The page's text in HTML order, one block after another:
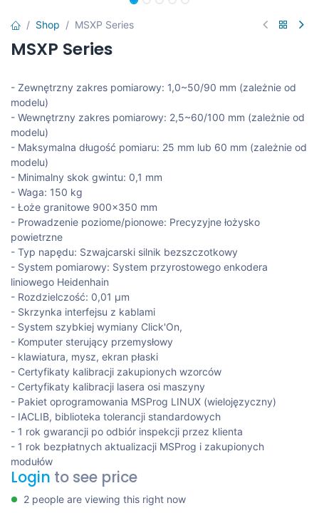
Shop MSXP Series
MSXP Series
- Zewnętrzny zakres pomiarowy: 1,0~50/90 mm (zależnie od
modelu)
- Wewnętrzny zakres pomiarowy: 2,5~60/100 mm (zależnie od
modelu)
- Maksymalna długość pomiaru: 25 mm lub 60 mm (zależnie od
modelu)
- Minimalny skok gwintu: 0,1 mm
- Waga: 150 kg
- Łoże granitowe 900x350 mm
- Prowadzenie poziome/pionowe: Precyzyjne łożysko
powietrzne
- Typ napędu: Szwajcarski silnik bezszczotkowy
- System pomiarowy: System przyrostowego enkodera
liniowego Heidenhain
- Rozdzielczość: 0,01 μm
- Skrzynka interfejsu z kablami
- System szybkiej wymiany Click'On,
- Komputer sterujący przemysłowy
- klawiatura, mysz, ekran płaski
- Certyfikaty kalibracji zakupionych wzorców
- Certyfikaty kalibracji lasera osi maszyny
- Pakiet oprogramowania MSProg LINUX (wielojęzyczny)
- IACLIB, biblioteka tolerancji standardowych
- 1 rok gwarancji po odbiór inspekcji przez klienta
- 1 rok bezpłatnych aktualizacji MSProg i zakupionych
modułów
Login to see price
2 people are viewing this right now